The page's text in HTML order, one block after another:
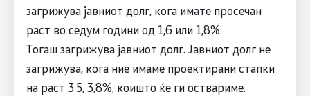
загрижува јавниот долг, кога имате просечан
раст во седум години од 1,6 или 1,8%.
Тогаш загрижува јавниот долг. Јавниот долг не
загрижува, кога ние имаме проектирани стапки
на раст 3.5, 3,8%, коишто ќе ги οствариме.